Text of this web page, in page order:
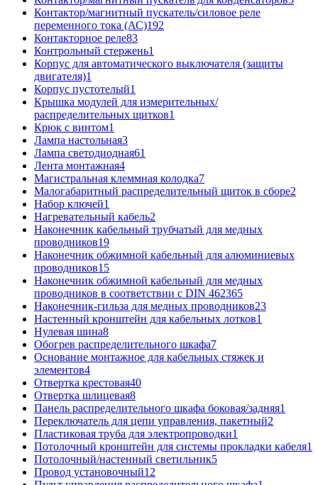
Контактор/магнитный пускатель/силовое реле
переменного тока (АС)192
Контакторное реле83
Контрольный стержень1
Корпус для автоматического выключателя (защиты
двигателя)1
Корпус пустотелый1
Крышка модулей для измерительных/
распределительных щитков1
Крюк с винтом1
Лампа настольная3
Лампа светодиодная61
Лента монтажная4
Магистральная клеммная колодка7
Малогабаритный распределительный щиток в сборе2
Набор ключей1
Нагревательный кабель2
Наконечник кабельный трубчатый для медных
проводников19
Наконечник обжимной кабельный для алюминиевых
проводников15
Наконечник обжимной кабельный для медных
проводников в соответствии с DIN 462365
Наконечник-гильза для медных проводников23
Настенный кронштейн для кабельных лотков1
Нулевая шина8
Обогрев распределительного шкафа7
Основание монтажное для кабельных стяжек и
элементов4
Отвертка крестовая40
Отвертка шлицевая8
Панель распределительного шкафа боковая/задняя1
Переключатель для цепи управления, пакетный2
Пластиковая труба для электропроводки1
Потолочный кронштейн для системы прокладки кабеля1
Потолочный/настенный светильник5
Провод установочный12